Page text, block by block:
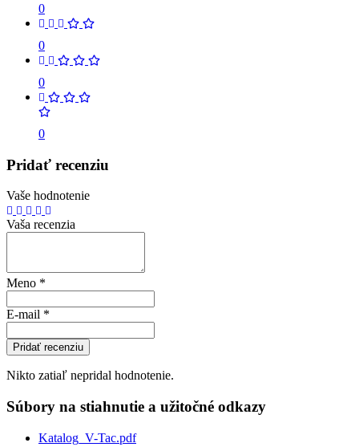
0
0
0
0
Pridať recenziu
Vaše hodnotenie
Vaša recenzia
Meno *
E-mail *
Pridať recenziu
Nikto zatiaľ nepridal hodnotenie.
Súbory na stiahnutie a užitočné odkazy
Katalog_V-Tac.pdf